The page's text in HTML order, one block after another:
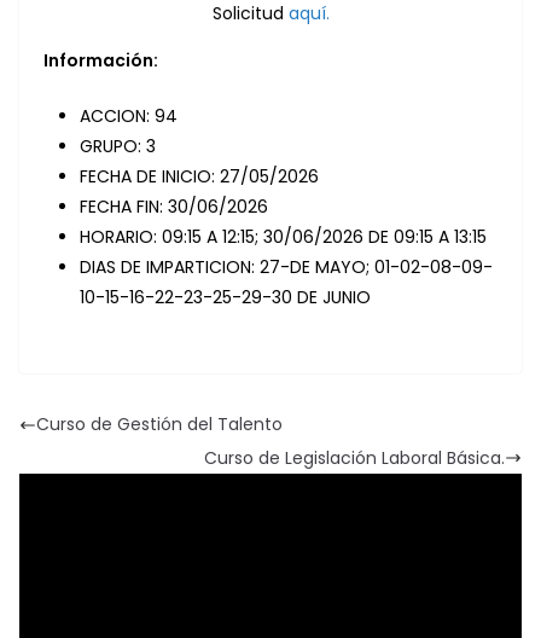
Solicitud aquí.
Información:
ACCION: 94
GRUPO: 3
FECHA DE INICIO: 27/05/2026
FECHA FIN: 30/06/2026
HORARIO: 09:15 A 12:15; 30/06/2026 DE 09:15 A 13:15
DIAS DE IMPARTICION: 27-DE MAYO; 01-02-08-09-
10-15-16-22-23-25-29-30 DE JUNIO
Curso de Gestión del Talento
Curso de Legislación Laboral Básica.